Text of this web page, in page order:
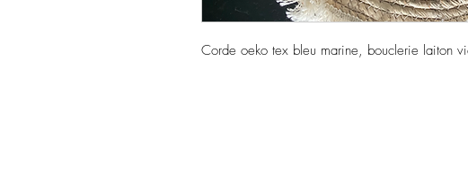
Corde oeko tex bleu marine, bouclerie laiton